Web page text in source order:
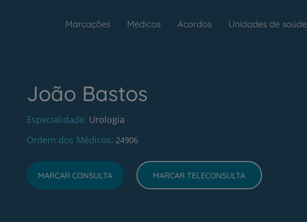
Marcações Médicos Acordos Unidades de saúde
João Bastos
Especialidade Urologia
Ordem dos Médicos 24906
MARCAR CONSULTA MARCAR TELECONSULTA